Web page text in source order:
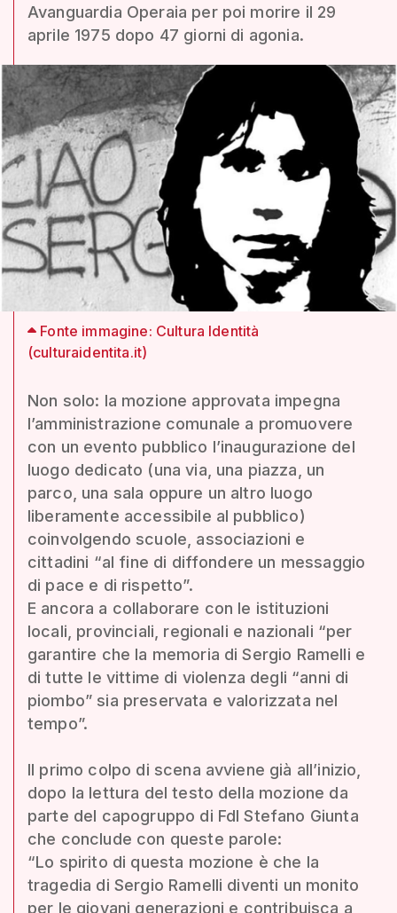
Avanguardia Operaia per poi morire il 29
aprile 1975 dopo 47 giorni di agonia.
Fonte immagine: Cultura Identità
(culturaidentita.it)
Non solo: la mozione approvata impegna
l’amministrazione comunale a promuovere
con un evento pubblico l’inaugurazione del
luogo dedicato (una via, una piazza, un
parco, una sala oppure un altro luogo
liberamente accessibile al pubblico)
coinvolgendo scuole, associazioni e
cittadini “al fine di diffondere un messaggio
di pace e di rispetto”.
E ancora a collaborare con le istituzioni
locali, provinciali, regionali e nazionali “per
garantire che la memoria di Sergio Ramelli e
di tutte le vittime di violenza degli “anni di
piombo” sia preservata e valorizzata nel
tempo”.
Il primo colpo di scena avviene già all’inizio,
dopo la lettura del testo della mozione da
parte del capogruppo di FdI Stefano Giunta
che conclude con queste parole:
“Lo spirito di questa mozione è che la
tragedia di Sergio Ramelli diventi un monito
per le giovani generazioni e contribuisca a